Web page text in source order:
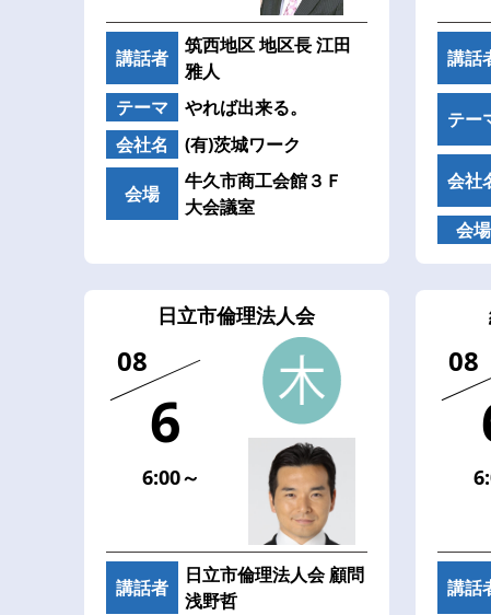
講話者
筑西地区 地区長 江田
雅人
テーマ
やれば出来る。
会社名
(有)茨城ワーク
会場
牛久市商工会館３Ｆ
大会議室
講話
テー
会社
会場
日立市倫理法人会
08
6
6:00～
講話者
日立市倫理法人会 顧問
浅野哲
08
講話